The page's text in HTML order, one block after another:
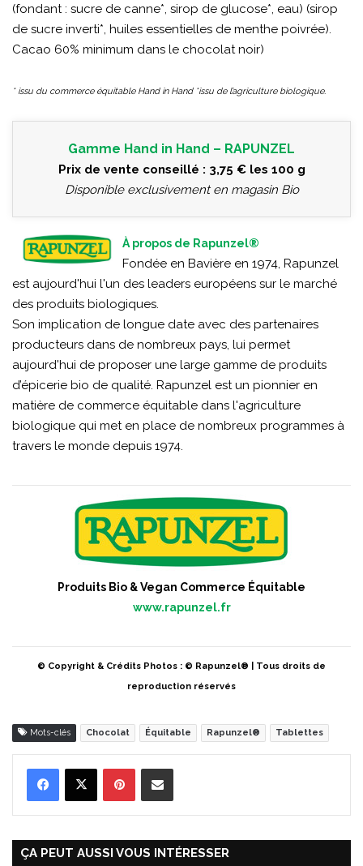
(fondant : sucre de canne*, sirop de glucose*, eau) (sirop
de sucre inverti*, huiles essentielles de menthe poivrée).
Cacao 60% minimum dans le chocolat noir)
* issu du commerce équitable Hand in Hand *issu de l’agriculture biologique.
Gamme Hand in Hand – RAPUNZEL
Prix de vente conseillé : 3,75 € les 100 g
Disponible exclusivement en magasin Bio
À propos de Rapunzel®
Fondée en Bavière en 1974, Rapunzel
est aujourd'hui l'un des leaders européens sur le marché
des produits biologiques.
Son implication de longue date avec des partenaires
producteurs dans de nombreux pays, lui permet
aujourd'hui de proposer une large gamme de produits
d’épicerie bio de qualité. Rapunzel est un pionnier en
matière de commerce équitable dans l'agriculture
biologique qui met en place de nombreux programmes à
travers le monde depuis 1974.
Produits Bio & Vegan Commerce Équitable
www.rapunzel.fr
© Copyright & Crédits Photos : © Rapunzel® | Tous droits de
reproduction réservés
Mots-clés Chocolat Équitable Rapunzel® Tablettes
ÇA PEUT AUSSI VOUS INTÉRESSER